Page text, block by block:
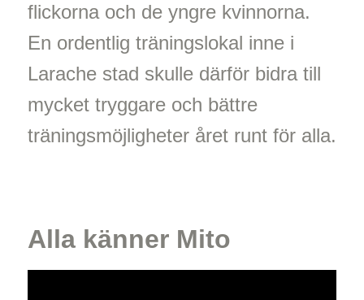
flickorna och de yngre kvinnorna.
En ordentlig träningslokal inne i
Larache stad skulle därför bidra till
mycket tryggare och bättre
träningsmöjligheter året runt för alla.
Alla känner Mito